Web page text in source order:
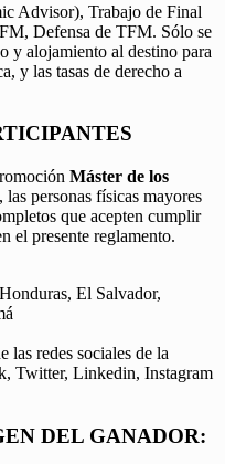
Advisor), Trabajo de Final
Defensa de TFM. Sólo se
y alojamiento al destino para
y las tasas de derecho a
Máster de los
, las personas físicas mayores
que acepten cumplir
el presente reglamento.
El Salvador,
las redes sociales de la
Twitter, Linkedin, Instagram
DEL GANADOR: